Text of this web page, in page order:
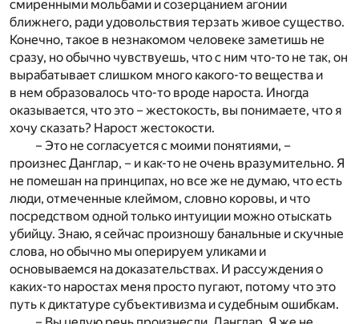
смиренными мольбами и созерцанием агонии
ближнего, ради удовольствия терзать живое существо.
Конечно, такое в незнакомом человеке заметишь не
сразу, но обычно чувствуешь, что с ним что-то не так, он
вырабатывает слишком много какого-то вещества и
в нем образовалось что-то вроде нароста. Иногда
оказывается, что это – жестокость, вы понимаете, что я
хочу сказать? Нарост жестокости.
– Это не согласуется с моими понятиями, –
произнес Данглар, – и как-то не очень вразумительно. Я
не помешан на принципах, но все же не думаю, что есть
люди, отмеченные клеймом, словно коровы, и что
посредством одной только интуиции можно отыскать
убийцу. Знаю, я сейчас произношу банальные и скучные
слова, но обычно мы оперируем уликами и
основываемся на доказательствах. И рассуждения о
каких-то наростах меня просто пугают, потому что это
путь к диктатуре субъективизма и судебным ошибкам.